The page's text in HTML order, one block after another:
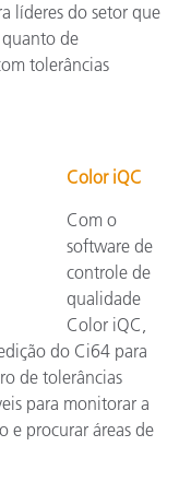
líderes do setor que
de
tolerâncias
Color iQC
Com o
software de
controle de
qualidade
Color iQC,
do Ci64 para
de tolerâncias
para monitorar a
e procurar áreas de